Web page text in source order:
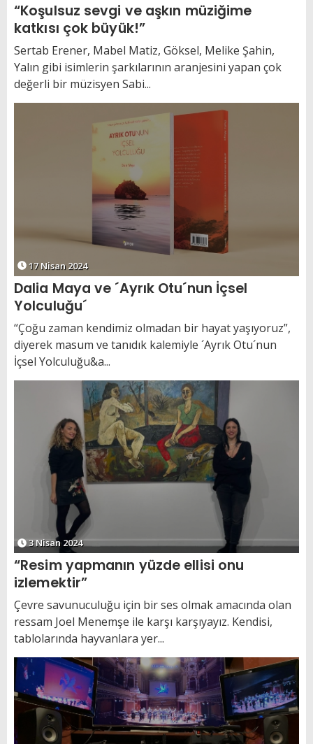
“Koşulsuz sevgi ve aşkın müziğime
katkısı çok büyük!”
Sertab Erener, Mabel Matiz, Göksel, Melike Şahin,
Yalın gibi isimlerin şarkılarının aranjesini yapan çok
değerli bir müzisyen Sabi...
17 Nisan 2024
Dalia Maya ve ´Ayrık Otu´nun İçsel
Yolculuğu´
“Çoğu zaman kendimiz olmadan bir hayat yaşıyoruz”,
diyerek masum ve tanıdık kalemiyle ´Ayrık Otu´nun
İçsel Yolculuğu&a...
3 Nisan 2024
“Resim yapmanın yüzde ellisi onu
izlemektir”
Çevre savunuculuğu için bir ses olmak amacında olan
ressam Joel Menemşe ile karşı karşıyayız. Kendisi,
tablolarında hayvanlara yer...